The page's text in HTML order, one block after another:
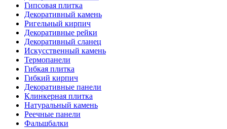
Гипсовая плитка
Декоративный камень
Ригельный кирпич
Декоративные рейки
Декоративный сланец
Искусственный камень
Термопанели
Гибкая плитка
Гибкий кирпич
Декоративные панели
Клинкерная плитка
Натуральный камень
Реечные панели
Фальшбалки